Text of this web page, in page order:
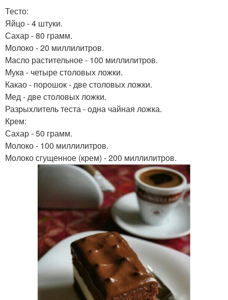
Тесто:
Яйцо - 4 штуки.
Сахар - 80 грамм.
Молоко - 20 миллилитров.
Масло растительное - 100 миллилитров.
Мукa - четыре столовых ложки.
Какао - порошок - две столовых ложки.
Мед - две столовых ложки.
Разрыxлитель теста - одна чайная ложка.
Крем:
Сахар - 50 грамм.
Молоко - 100 миллилитров.
Молоко сгущенное (крем) - 200 миллилитров.